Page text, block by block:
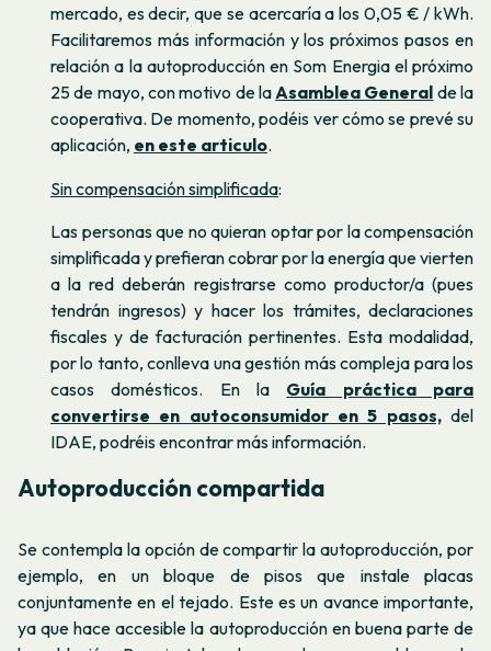
mercado, es decir, que se acercaría a los 0,05 € / kWh.
Facilitaremos más información y los próximos pasos en
relación a la autoproducción en Som Energia el próximo
25 de mayo, con motivo de laAsamblea General de la
cooperativa. De momento, podéis ver cómo se prevé su
aplicación, en este articulo.
Sincompensación simplificada:
Las personas que no quieran optar por la compensación
simplificada y prefieran cobrar por la energía que vierten
a la red deberán registrarse como productor/a(pues
tendrán ingresos) y hacer los trámites, declaraciones
fiscales y de facturación pertinentes. Esta modalidad,
por lo tanto, conlleva una gestión más compleja para los
casos domésticos. En la Guía práctica para
convertirse en autoconsumidor en 5 pasos,del
IDAE, podréis encontrar más información.
Autoproducción compartida
Se contempla la opción de compartir la autoproducción, por
ejemplo, en un bloque de pisos que instale placas
conjuntamente en el tejado. Este es un avance importante,
ya que hace accesible la autoproducción en buena parte de